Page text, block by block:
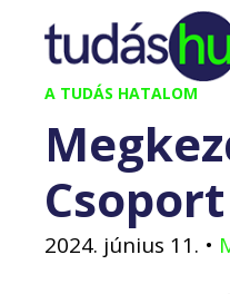
Kilépés
tartalomba
A TUDÁS HATALOM
Csoport
2024. június 11. •